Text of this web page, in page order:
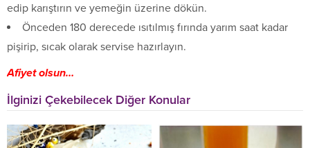
edip karıştırın ve yemeğin üzerine dökün.
Önceden 180 derecede ısıtılmış fırında yarım saat kadar
pişirip, sıcak olarak servise hazırlayın.
Afiyet olsun…
İlginizi Çekebilecek Diğer Konular